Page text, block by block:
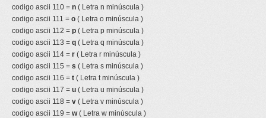
codigo ascii 110 = n ( Letra n minúscula )
codigo ascii 111 = o ( Letra o minúscula )
codigo ascii 112 = p ( Letra p minúscula )
codigo ascii 113 = q ( Letra q minúscula )
codigo ascii 114 = r ( Letra r minúscula )
codigo ascii 115 = s ( Letra s minúscula )
codigo ascii 116 = t ( Letra t minúscula )
codigo ascii 117 = u ( Letra u minúscula )
codigo ascii 118 = v ( Letra v minúscula )
codigo ascii 119 = w( Letra w minúscula )